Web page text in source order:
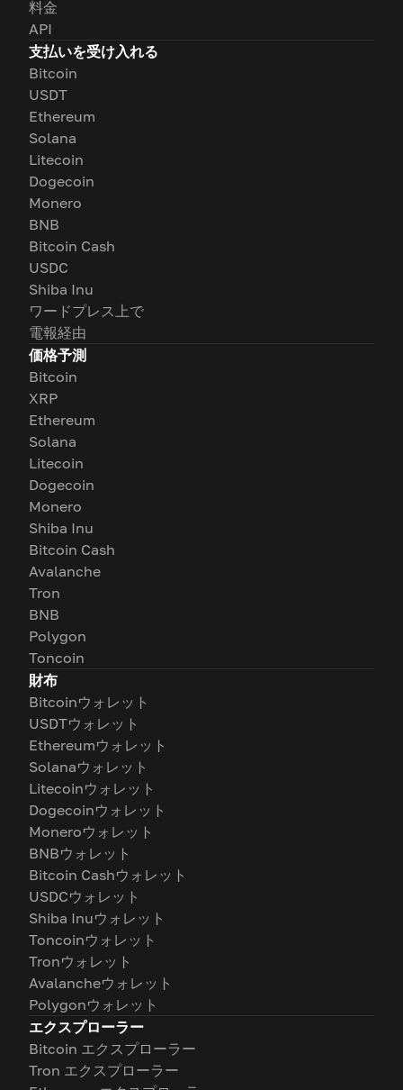
料金
API
支払いを受け入れる
Bitcoin
USDT
Ethereum
Solana
Litecoin
Dogecoin
Monero
BNB
Bitcoin Cash
USDC
Shiba Inu
ワードプレス上で
電報経由
価格予測
Bitcoin
XRP
Ethereum
Solana
Litecoin
Dogecoin
Monero
Shiba Inu
Bitcoin Cash
Avalanche
Tron
BNB
Polygon
Toncoin
財布
Bitcoinウォレット
USDTウォレット
Ethereumウォレット
Solanaウォレット
Litecoinウォレット
Dogecoinウォレット
Moneroウォレット
BNBウォレット
Bitcoin Cashウォレット
USDCウォレット
Shiba Inuウォレット
Toncoinウォレット
Tronウォレット
Avalancheウォレット
Polygonウォレット
エクスプローラー
Bitcoin エクスプローラー
Tron エクスプローラー